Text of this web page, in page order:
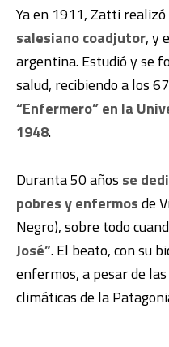
Ya en 1911, Zatti
salesiano coadjutor, y
argentina. Estudió y se
salud, recibiendo a los
“Enfermero” en la
1948.
Duranta 50 años se
pobres y enfermosde
Negro), sobre todo
José”. El beato, con su
enfermos, a pesar de
climáticas de la